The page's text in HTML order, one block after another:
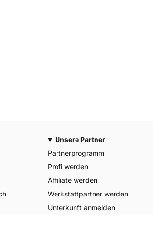
Unsere Partner
Partnerprogramm
Profi werden
Affiliate werden
Werkstattpartner werden
Unterkunft anmelden